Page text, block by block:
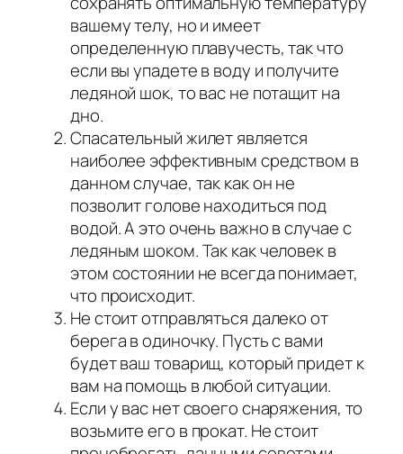
вашему телу, но и имеет
определенную плавучесть, так что
если вы упадете в воду и получите
ледяной шок, то вас не потащит на
дно.
Спасательный жилет является
наиболее эффективным средством в
данном случае, так как он не
позволит голове находиться под
водой. А это очень важно в случае с
ледяным шоком. Так как человек в
этом состоянии не всегда понимает,
что происходит.
Не стоит отправляться далеко от
берега в одиночку. Пусть с вами
будет ваш товарищ, который придет к
вам на помощь в любой ситуации.
Если у вас нет своего снаряжения, то
возьмите его в прокат. Не стоит